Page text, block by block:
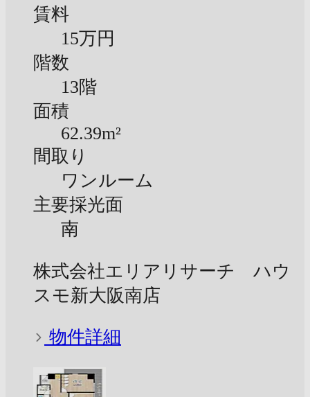
賃料
15万円
階数
13階
面積
62.39m²
間取り
ワンルーム
主要採光面
南
株式会社エリアリサーチ ハウ
スモ新大阪南店
物件詳細